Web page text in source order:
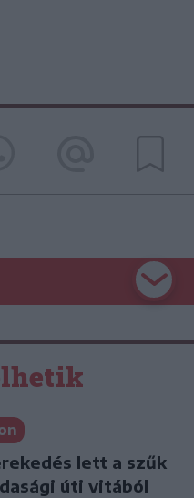
lett a szűk
úti vitából